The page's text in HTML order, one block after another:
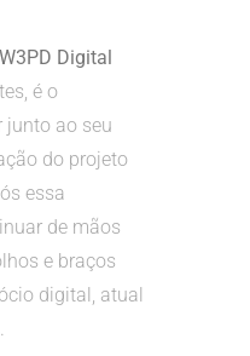
W3PD Digital
é o
junto ao seu
do projeto
essa
de mãos
e braços
digital, atual